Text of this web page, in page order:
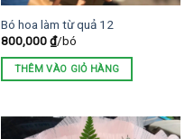
Bó hoa làm từ quả 12
800,000₫/bó
THÊM VÀO GIỎ HÀNG